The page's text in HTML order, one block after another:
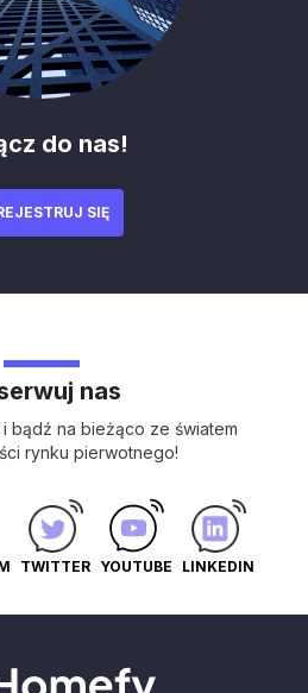
do nas!
SIĘ
nas
bądź na bieżąco ze światem
rynku pierwotnego!
TWITTER YOUTUBE LINKEDIN